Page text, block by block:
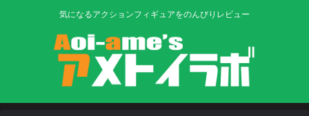
気になるアクションフィギュアをのんびりレビュー